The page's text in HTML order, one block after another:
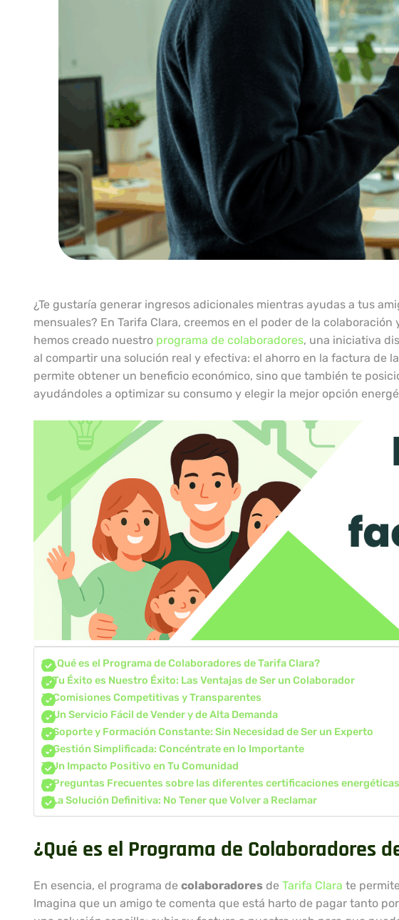
¿Te gustaría generar ingresos adicionales mientras ayudas a tus
mensuales? En Tarifa Clara, creemos en el poder de la
hemos creado nuestro programa de colaboradores, una iniciativa
al compartir una solución real y efectiva: el ahorro en la factura de
permite obtener un beneficio económico, sino que también te
ayudándoles a optimizar su consumo y elegir la mejor opción
¿Qué es el Programa de Colaboradores de Tarifa Clara?
Tu Éxito es Nuestro Éxito: Las Ventajas de Ser un Colaborador
Comisiones Competitivas y Transparentes
Un Servicio Fácil de Vender y de Alta Demanda
Soporte y Formación Constante: Sin Necesidad de Ser un Experto
Gestión Simplificada: Concéntrate en lo Importante
Un Impacto Positivo en Tu Comunidad
Preguntas Frecuentes sobre las diferentes certificaciones energéticas
La Solución Definitiva: No Tener que Volver a Reclamar
¿Qué es el Programa de Colaboradores
En esencia, el programa de colaboradores de Tarifa Clara te
Imagina que un amigo te comenta que está harto de pagar tanto